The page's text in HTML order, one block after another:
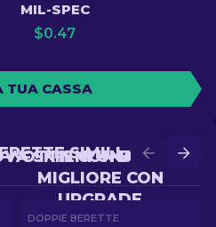
MIL-SPEC
$0.47
TUA CASSA
OTTIENI UNA SKIN
MIGLIORE CON
UPGRADE
SKIN CON BATTLE
SIMILI
DOPPIE BERETTE